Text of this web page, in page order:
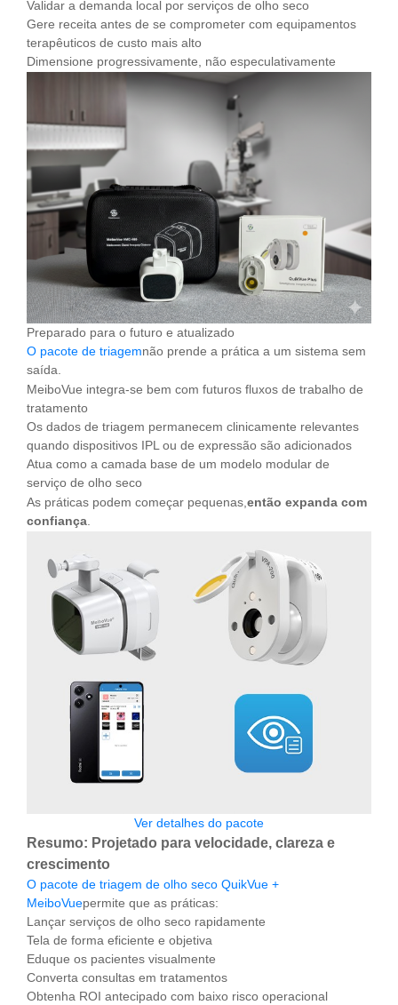
Validar a demanda local por serviços de olho seco
Gere receita antes de se comprometer com equipamentos
terapêuticos de custo mais alto
Dimensione progressivamente, não especulativamente
Preparado para o futuro e atualizado
O pacote de triagemnão prende a prática a um sistema sem
saída.
MeiboVue integra-se bem com futuros fluxos de trabalho de
tratamento
Os dados de triagem permanecem clinicamente relevantes
quando dispositivos IPL ou de expressão são adicionados
Atua como a camada base de um modelo modular de
serviço de olho seco
As práticas podem começar pequenas, então expanda com
confiança
Ver detalhes do pacote
Resumo: Projetado para velocidade, clareza e
crescimento
O pacote de triagem de olho seco QuikVue +
MeiboVuepermite que as práticas:
Lançar serviços de olho seco rapidamente
Tela de forma eficiente e objetiva
Eduque os pacientes visualmente
Converta consultas em tratamentos
Obtenha ROI antecipado com baixo risco operacional